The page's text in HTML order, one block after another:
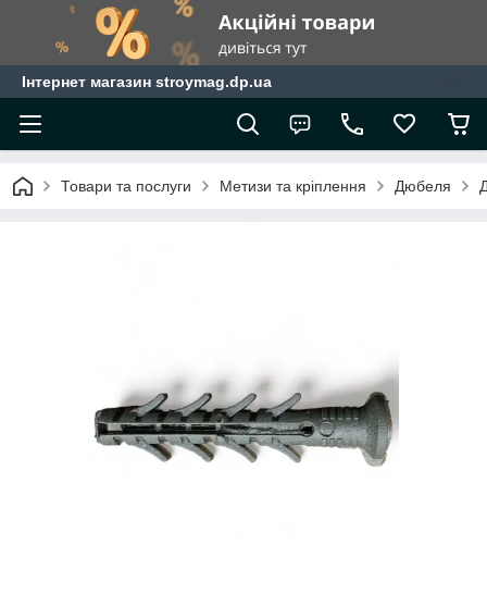
Інтернет магазин stroymag.dp.ua
Товари та послуги Метизи та кріплення Дюбеля